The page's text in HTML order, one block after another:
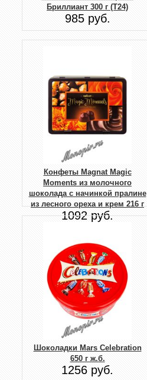
Бриллиант 300 г (T24)
985 руб.
Конфеты Magnat Magic
Moments из молочного
шоколада с начинкой пралине
из лесного ореха и крем 216 г
1092 руб.
Шоколадки Mars Celebration
650 г ж.б.
1256 руб.